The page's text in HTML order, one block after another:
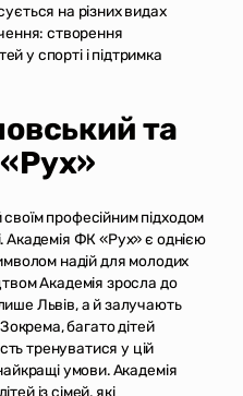
на різних видах
створення
у спорті і підтримка
та
професійним підходом
Академія ФК «Рух» є однією
надій для молодих
Академія зросла до
Львів, а й залучають
Зокрема, багато дітей
тренуватися у цій
умови. Академія
із сімей, які